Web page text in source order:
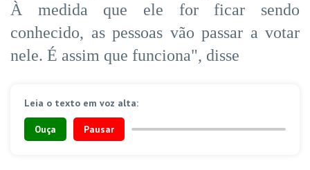
À medida que ele for ficar sendo
conhecido, as pessoas vão passar a votar
nele. É assim que funciona", disse
Leia o texto em voz alta:
Ouça Pausar